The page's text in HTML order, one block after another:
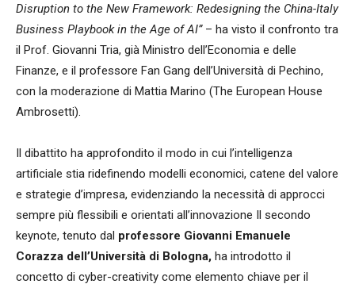
Disruption to the New Framework: Redesigning the China-Italy
Business Playbook in the Age of AI”– ha visto il confronto tra
il Prof. Giovanni Tria, già Ministro dell’Economia e delle
Finanze, e il professore Fan Gang dell’Università di Pechino,
con la moderazione di Mattia Marino (The European House
Ambrosetti).
Il dibattito ha approfondito il modo in cui l’intelligenza
artificiale stia ridefinendo modelli economici, catene del valore
e strategie d’impresa, evidenziando la necessità di approcci
sempre più flessibili e orientati all’innovazione Il secondo
keynote, tenuto dal professore Giovanni Emanuele
Corazza dell’Università di Bologna, ha introdotto il
concetto di cyber-creativity come elemento chiave per il